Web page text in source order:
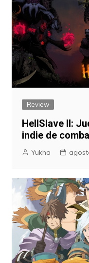
Review
HellSlave II:
indie de
Yukha